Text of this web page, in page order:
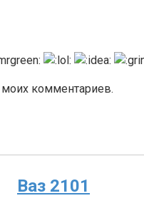
комментариев.
Ваз 2101